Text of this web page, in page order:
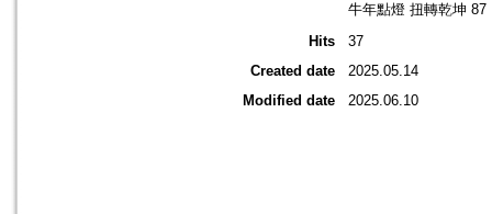
牛年點燈 扭轉乾坤 87
Hits
37
Created date
2025.05.14
Modified date
2025.06.10